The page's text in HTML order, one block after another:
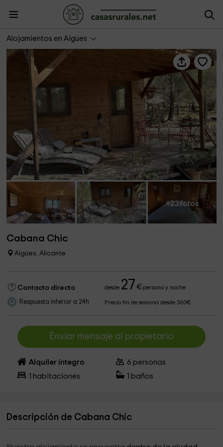
Alojamientos en Aigües
+23 fotos
Cabana Chic
Aigües, Alicante
Contacto directo desde 27 €persona y noche
Respuesta inferior a 24h Precio fin de semana desde 360€
Enviar mensaje al propietario
Alquiler íntegro 6 personas
habitaciones baños
Descripción de Cabana Chic